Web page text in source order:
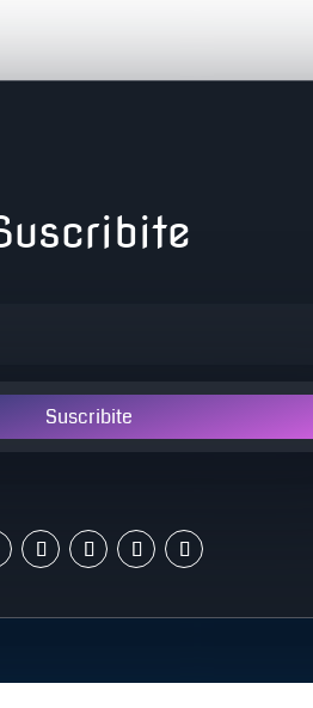
Suscribite